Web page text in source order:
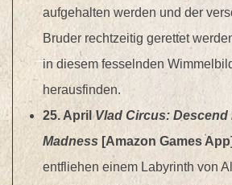
aufgehalten werden und der
Bruder rechtzeitig gerettet
in diesem fesselnden
herausfinden.
25. April Vlad Circus: Descend
Madness [Amazon Games App]
entfliehen einem Labyrinth von